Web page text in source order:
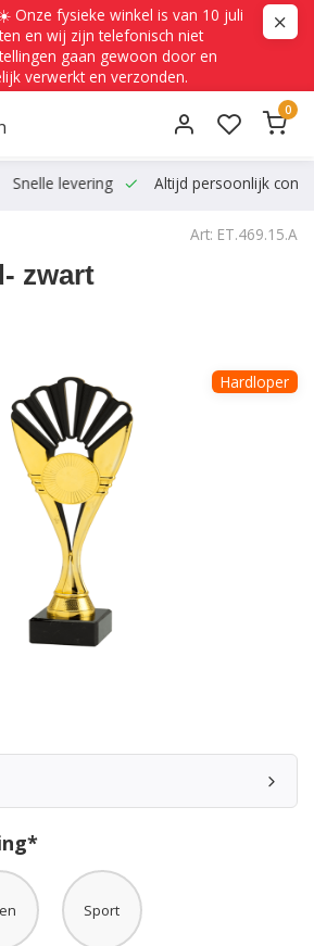
Onze fysieke winkel is van 10 juli
en wij zijn telefonisch niet
gaan gewoon door en
verwerkt en verzonden.
0
Snelle levering Altijd persoonlijk
Art: ET.469.15.A
zwart
Hardloper
Sport